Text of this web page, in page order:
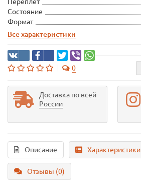
Состояние
Формат
Все характеристики
0
Доставка по всей
России
Описание Характеристики
Отзывы (0)